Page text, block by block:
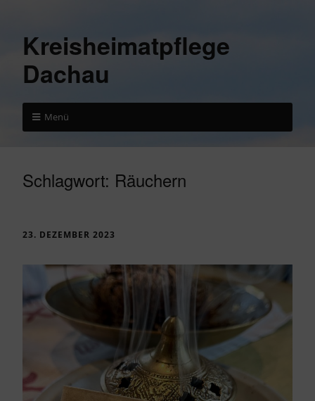
Kreisheimatpflege
Dachau
Menü
Schlagwort: Räuchern
23. DEZEMBER 2023